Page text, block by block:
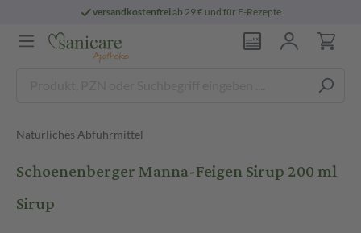
versandkostenfreiab 29 € und für E-Rezepte
Natürliches Abführmittel
Schoenenberger Manna-Feigen Sirup 200 ml
Sirup